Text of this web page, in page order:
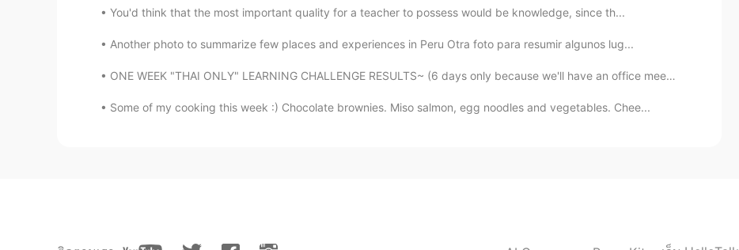
CN EN
现在我终于能够即将回到英国和我的家人们相聚，真是太开心了，我很激动！
现在我终于能够回到英国和我的家人们相聚，真是太开心了，我很激动！
狂浪迹天涯干饭猫 2021.05.30 06:20
You'd think that the most important quality for a teacher to possess would be knowledge, since th...
Another photo to summarize few places and experiences in Peru Otra foto para resumir algunos lug...
ONE WEEK "THAI ONLY" LEARNING CHALLENGE RESULTS~ (6 days only because we'll have an office meetin...
Some of my cooking this week :) Chocolate brownies. Miso salmon, egg noodles and vegetables. Chee...